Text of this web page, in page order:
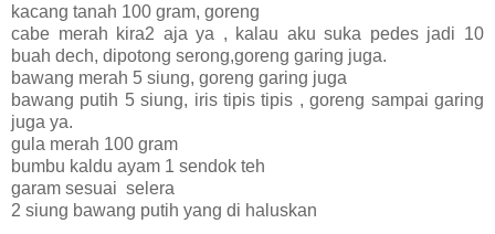
kacang tanah 100 gram, goreng
cabe merah kira2 aja ya , kalau aku suka pedes jadi 10
buah dech, dipotong serong,goreng garing juga.
bawang merah 5 siung, goreng garing juga
bawang putih 5 siung, iris tipis tipis , goreng sampai garing
juga ya.
gula merah 100 gram
bumbu kaldu ayam 1 sendok teh
garam sesuai selera
2 siung bawang putih yang di haluskan